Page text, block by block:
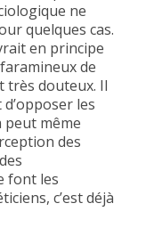
ne
quelques cas.
en principe
de
très douteux. Il
les
peut même
des
font les
c’est déjà